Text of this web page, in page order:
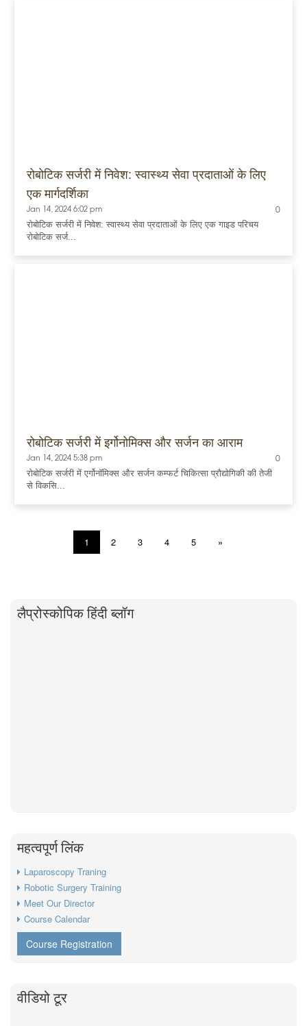
रोबोटिक सर्जरी में निवेश: स्वास्थ्य सेवा प्रदाताओं के लिए
एक मार्गदर्शिका
Jan 14, 2024 6:02 pm 0
रोबोटिक सर्जरी में निवेश: स्वास्थ्य सेवा प्रदाताओं के लिए एक गाइड परिचय
रोबोटिक सर्ज...
रोबोटिक सर्जरी में इर्गोनोमिक्स और सर्जन का आराम
Jan 14, 2024 5:38 pm 0
रोबोटिक सर्जरी में एर्गोनॉमिक्स और सर्जन कम्फर्ट चिकित्सा प्रौद्योगिकी की तेजी
से विकसि...
1 2 3 4 5 »
लैप्रोस्कोपिक हिंदी ब्लॉग
महत्वपूर्ण लिंक
Laparoscopy Traning
Robotic Surgery Training
Meet Our Director
Course Calendar
Course Registration
वीडियो टूर